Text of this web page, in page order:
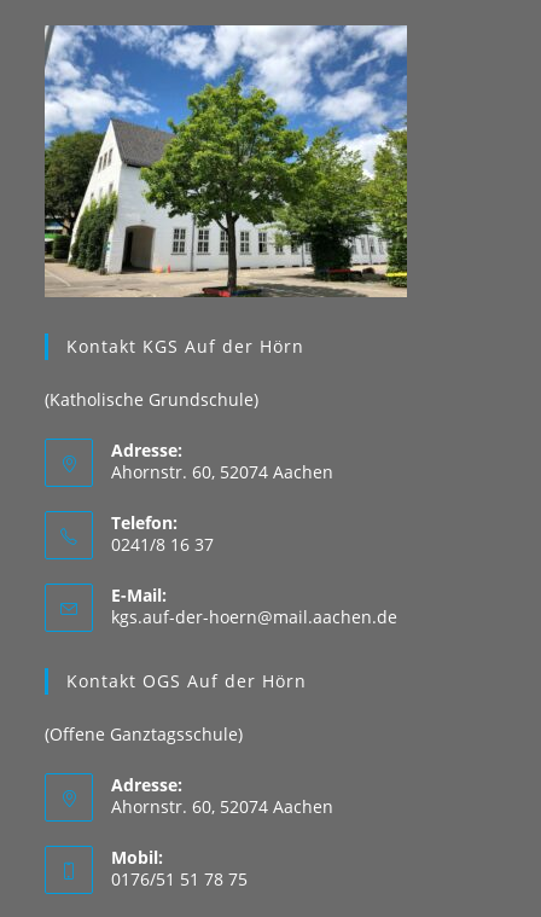
Kontakt KGS Auf der Hörn
(Katholische Grundschule)
Adresse:
Ahornstr. 60, 52074 Aachen
Telefon:
0241/8 16 37
E-Mail:
kgs.auf-der-hoern@mail.aachen.de
Kontakt OGS Auf der Hörn
(Offene Ganztagsschule)
Adresse:
Ahornstr. 60, 52074 Aachen
Mobil:
0176/51 51 78 75